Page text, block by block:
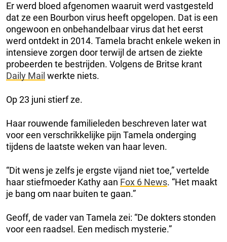
Er werd bloed afgenomen waaruit werd vastgesteld
dat ze een Bourbon virus heeft opgelopen. Dat is een
ongewoon en onbehandelbaar virus dat het eerst
werd ontdekt in 2014. Tamela bracht enkele weken in
intensieve zorgen door terwijl de artsen de ziekte
probeerden te bestrijden. Volgens de Britse krant
Daily Mail werkte niets.
Op 23 juni stierf ze.
Haar rouwende familieleden beschreven later wat
voor een verschrikkelijke pijn Tamela onderging
tijdens de laatste weken van haar leven.
“Dit wens je zelfs je ergste vijand niet toe,” vertelde
haar stiefmoeder Kathy aan Fox 6 News. “Het maakt
je bang om naar buiten te gaan.”
Geoff, de vader van Tamela zei: “De dokters stonden
voor een raadsel. Een medisch mysterie.”